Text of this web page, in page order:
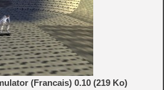
(Francais) 0.10 (219 Ko)